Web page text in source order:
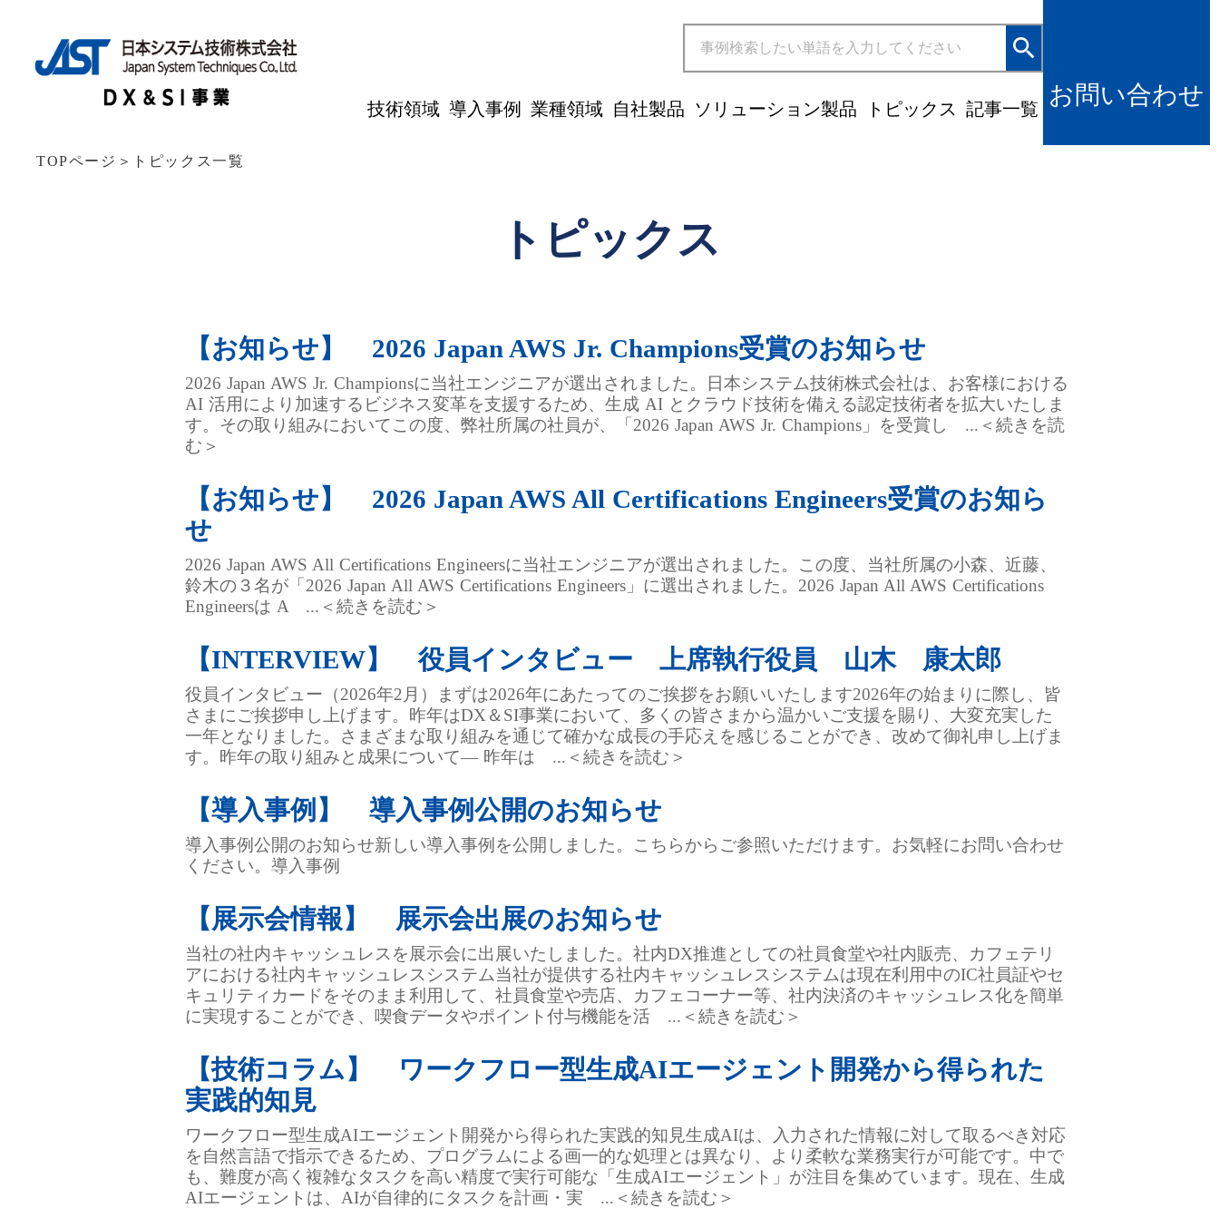
search
技術領域 導入事例 業種領域 自社製品 ソリューション製品 トピックス 記事一覧
お問い合わせ
TOPページ ＞ トピックス一覧
トピックス
【お知らせ】 2026 Japan AWS Jr. Champions受賞のお知らせ
2026 Japan AWS Jr. Championsに当社エンジニアが選出されました。日本システム技術株式会社は、お客様における
AI 活用により加速するビジネス変革を支援するため、生成 AI とクラウド技術を備える認定技術者を拡大いたしま
す。その取り組みにおいてこの度、弊社所属の社員が、「2026 Japan AWS Jr. Champions」を受賞し ...＜続きを読
む＞
【お知らせ】 2026 Japan AWS All Certifications Engineers受賞のお知ら
せ
2026 Japan AWS All Certifications Engineersに当社エンジニアが選出されました。この度、当社所属の小森、近藤、
鈴木の３名が「2026 Japan All AWS Certifications Engineers」に選出されました。2026 Japan All AWS Certifications
Engineersは A ...＜続きを読む＞
【INTERVIEW】 役員インタビュー 上席執行役員 山木 康太郎
役員インタビュー（2026年2月）まずは2026年にあたってのご挨拶をお願いいたします2026年の始まりに際し、皆
さまにご挨拶申し上げます。昨年はDX＆SI事業において、多くの皆さまから温かいご⽀援を賜り、⼤変充実した
⼀年となりました。さまざまな取り組みを通じて確かな成⻑の⼿応えを感じることができ、改めて御礼申し上げま
す。昨年の取り組みと成果について― 昨年は ...＜続きを読む＞
【導入事例】 導入事例公開のお知らせ
導入事例公開のお知らせ新しい導入事例を公開しました。こちらからご参照いただけます。お気軽にお問い合わせ
ください。導入事例
【展示会情報】 展示会出展のお知らせ
当社の社内キャッシュレスを展示会に出展いたしました。社内DX推進としての社員食堂や社内販売、カフェテリ
アにおける社内キャッシュレスシステム当社が提供する社内キャッシュレスシステムは現在利用中のIC社員証やセ
キュリティカードをそのまま利用して、社員食堂や売店、カフェコーナー等、社内決済のキャッシュレス化を簡単
に実現することができ、喫食データやポイント付与機能を活 ...＜続きを読む＞
【技術コラム】 ワークフロー型生成AIエージェント開発から得られた
実践的知見
ワークフロー型生成AIエージェント開発から得られた実践的知見生成AIは、入力された情報に対して取るべき対応
を自然言語で指示できるため、プログラムによる画一的な処理とは異なり、より柔軟な業務実行が可能です。中で
も、難度が高く複雑なタスクを高い精度で実行可能な「生成AIエージェント」が注目を集めています。現在、生成
AIエージェントは、AIが自律的にタスクを計画・実 ...＜続きを読む＞